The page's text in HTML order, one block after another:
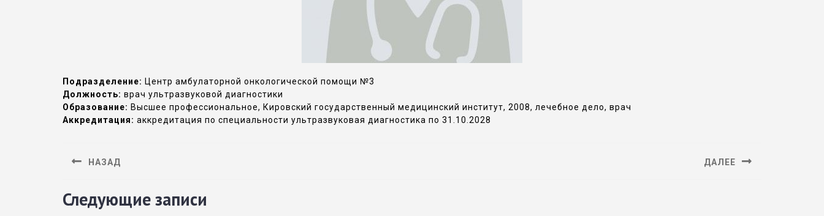
Подразделение: Центр амбулаторной онкологической помощи №3
Должность: врач ультразвуковой диагностики
Образование: Высшее профессиональное, Кировский государственный медицинский институт, 2008, лечебное дело, врач
Аккредитация: аккредитация по специальности ультразвуковая диагностика по 31.10.2028
НАЗАД ДАЛЕЕ
Следующие записи